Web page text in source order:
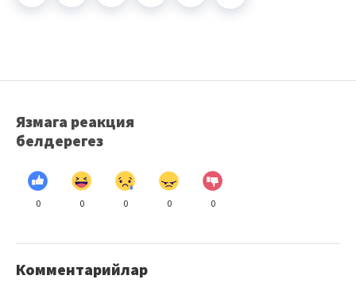
Язмага реакция
белдерегез
0 0 0 0 0
Комментарийлар